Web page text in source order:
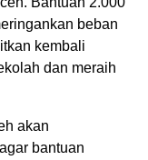
beban
kembali
dan meraih
akan
bantuan